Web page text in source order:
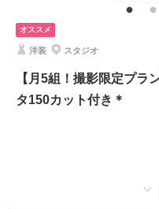
子供用の
ガーデンでの撮影
オススメ
洋装 スタジオ
【月5組！撮影限定プラ
タ150カット付き＊